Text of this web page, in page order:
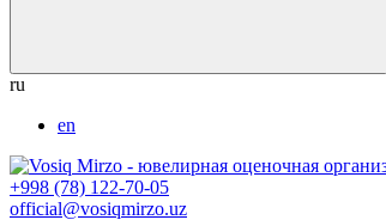
ru
en
+998 (78) 122-70-05
official@vosiqmirzo.uz